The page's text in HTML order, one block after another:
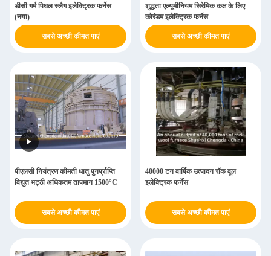
डीसी गर्म पिघल स्लैग इलेक्ट्रिक फर्नेस
(नया)
सबसे अच्छी कीमत पाएं
शुद्धता एल्यूमीनियम सिरेमिक कक्ष के लिए
कोरंडम इलेक्ट्रिक फर्नेस
सबसे अच्छी कीमत पाएं
पीएलसी नियंत्रण कीमती धातु पुनर्प्राप्ति
विद्युत भट्ठी अधिकतम तापमान 1500°C
सबसे अच्छी कीमत पाएं
40000 टन वार्षिक उत्पादन रॉक वूल
इलेक्ट्रिक फर्नेस
सबसे अच्छी कीमत पाएं